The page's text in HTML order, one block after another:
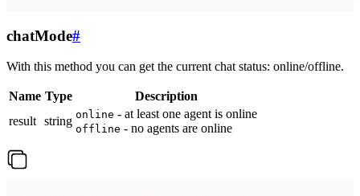
chatMode#
With this method you can get the current chat status: online/offline.
Name Type
Description
result string online - at least one agent is online
offline - no agents are online